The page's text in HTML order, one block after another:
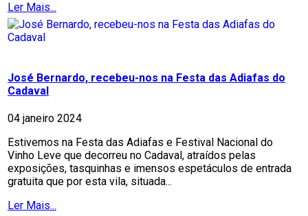
Ler Mais...
José Bernardo, recebeu-nos na Festa das Adiafas do
Cadaval
04 janeiro 2024
Estivemos na Festa das Adiafas e Festival Nacional do
Vinho Leve que decorreu no Cadaval, atraídos pelas
exposições, tasquinhas e imensos espetáculos de entrada
gratuita que por esta vila, situada...
Ler Mais...